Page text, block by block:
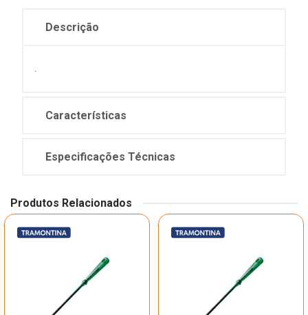
Descrição
.
Características
Especificações Técnicas
Produtos Relacionados